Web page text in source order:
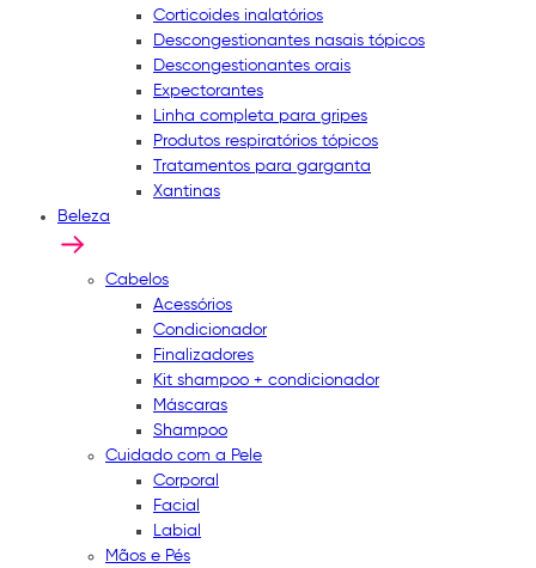
Corticoides inalatórios
Descongestionantes nasais tópicos
Descongestionantes orais
Expectorantes
Linha completa para gripes
Produtos respiratórios tópicos
Tratamentos para garganta
Xantinas
Beleza
Cabelos
Acessórios
Condicionador
Finalizadores
Kit shampoo + condicionador
Máscaras
Shampoo
Cuidado com a Pele
Corporal
Facial
Labial
Mãos e Pés